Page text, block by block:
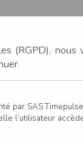
(RGPD), nous
par SAS
l’utilisateur